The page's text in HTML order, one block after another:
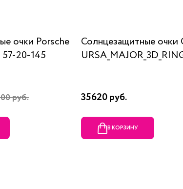
очки Porsche
20-145
руб.
Солнцезащитные очки
35620 руб.
В КОРЗИНУ